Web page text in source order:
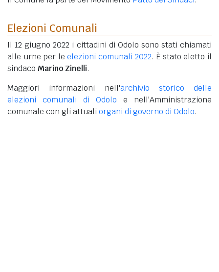
Elezioni Comunali
Il 12 giugno 2022 i cittadini di Odolo sono stati chiamati
alle urne per leelezioni comunali 2022. È stato eletto il
sindaco Marino Zinelli.
Maggiori informazioni nell'archivio storico delle
elezioni comunali di Odolo e nell'Amministrazione
comunale con gli attuali organi di governo di Odolo.